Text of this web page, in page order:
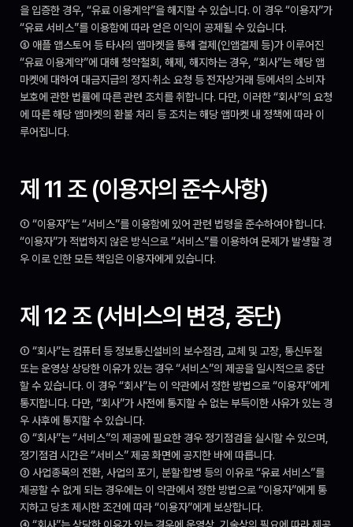
을 입증한 경우, “유료 이용계약”을 해지할 수 있습니다. 이 경우 “이용자”가
“유료 서비스”를 이용함에 따라 얻은 이익이 공제될 수 있습니다.
⑤ 애플 앱스토어 등 타사의 앱마켓을 통해 결제(인앱결제 등)가 이루어진
“유료 이용계약”에 대해 청약철회, 해제, 해지하는 경우, “회사”는 해당 앱
마켓에 대하여 대금지급의 정지·취소 요청 등 전자상거래 등에서의 소비자
보호에 관한 법률에 따른 관련 조치를 취합니다. 다만, 이러한 “회사”의 요청
에 따른 해당 앱마켓의 환불 처리 등 조치는 해당 앱마켓 내 정책에 따라 이
루어집니다.
제 11 조 (이용자의 준수사항)
① “이용자”는 “서비스”를 이용함에 있어 관련 법령을 준수하여야 합니다.
“이용자”가 적법하지 않은 방식으로 “서비스”를 이용하여 문제가 발생할 경
우 이로 인한 모든 책임은 이용자에게 있습니다.
제 12 조 (서비스의 변경, 중단)
① “회사”는 컴퓨터 등 정보통신설비의 보수점검, 교체 및 고장, 통신두절
또는 운영상 상당한 이유가 있는 경우 “서비스”의 제공을 일시적으로 중단
할 수 있습니다. 이 경우 “회사”는 이 약관에서 정한 방법으로 “이용자”에게
통지합니다. 다만, “회사”가 사전에 통지할 수 없는 부득이한 사유가 있는 경
우 사후에 통지할 수 있습니다.
② “회사”는 “서비스”의 제공에 필요한 경우 정기점검을 실시할 수 있으며,
정기점검 시간은 “서비스” 제공 화면에 공지한 바에 따릅니다.
③ 사업종목의 전환, 사업의 포기, 분할·합병 등의 이유로 “유료 서비스”를
제공할 수 없게 되는 경우에는 이 약관에서 정한 방법으로 “이용자”에게 통
지하고 당초 제시한 조건에 따라 “이용자”에게 보상합니다.